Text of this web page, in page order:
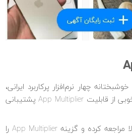
چهار نرم‌افزار پرکاربرد ایرانی،
، از APIهای این نرم‌افزار استفاده کرده و به خوبی از قابلیت App Multiplier پشتیبانی
در این نرم‌افزارها نیز تنها کافیست پس از نصب، به بخش اشاره شده در بالا مراجعه کرده و گزینه App Multiplier را